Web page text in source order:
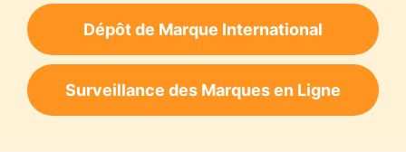
Dépôt de Marque International
Surveillance des Marques en Ligne